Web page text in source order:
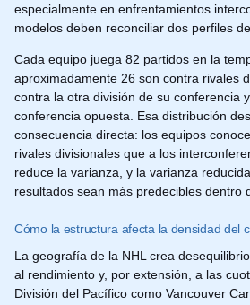
especialmente en enfrentamientos
modelos deben reconciliar dos perfiles
Cada equipo juega 82 partidos en la
aproximadamente 26 son contra rivales
contra la otra división de su conferencia
conferencia opuesta. Esa distribución
consecuencia directa: los equipos
rivales divisionales que a los
reduce la varianza, y la varianza
resultados sean más predecibles dentro
Cómo la estructura afecta la densidad del
La geografía de la NHL crea
al rendimiento y, por extensión, a las
División del Pacífico como Vancouver